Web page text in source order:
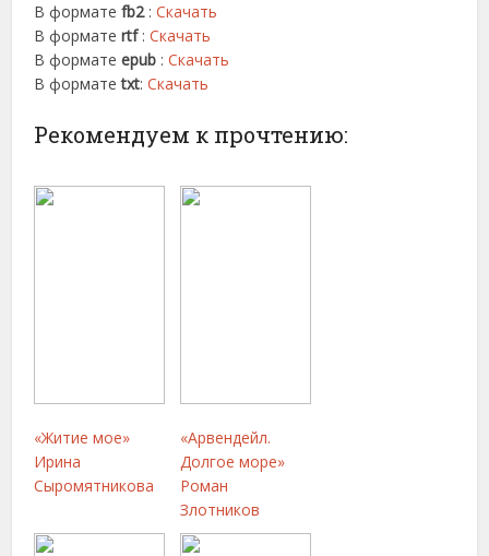
В форматеfb2:Скачать
В форматеrtf :Скачать
В форматеepub :Скачать
В форматеtxt:Скачать
Рекомендуем к прочтению:
«Житие мое»
Ирина
Сыромятникова
«Арвендейл.
Долгое море»
Роман
Злотников